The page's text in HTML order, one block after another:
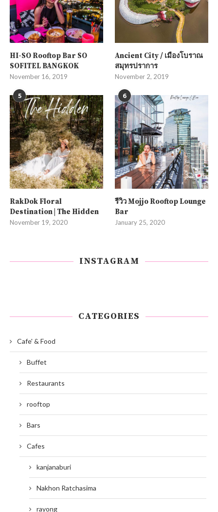
HI-SO Rooftop Bar SO
SOFITEL BANGKOK
November 16, 2019
Ancient City / เมืองโบราณ
สมุทรปราการ
November 2, 2019
5
RakDok Floral
Destination | The Hidden
November 19, 2020
6
รีวิว Mojjo Rooftop Lounge
Bar
January 25, 2020
INSTAGRAM
CATEGORIES
Cafe' & Food
Buffet
Restaurants
rooftop
Bars
Cafes
kanjanaburi
Nakhon Ratchasima
rayong